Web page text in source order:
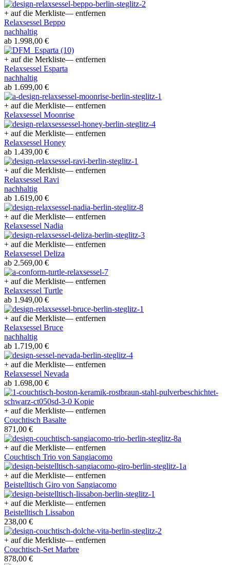
+ auf die Merkliste— entfernen
Relaxsessel Beppo
nachhaltig
ab 1.998,00 €
+ auf die Merkliste— entfernen
Relaxsessel Esparta
nachhaltig
ab 1.699,00 €
+ auf die Merkliste— entfernen
Relaxsessel Moonrise
+ auf die Merkliste— entfernen
Relaxsessel Honey
ab 1.439,00 €
+ auf die Merkliste— entfernen
Relaxsessel Ravi
nachhaltig
ab 1.619,00 €
+ auf die Merkliste— entfernen
Relaxsessel Nadia
+ auf die Merkliste— entfernen
Relaxsessel Deliza
ab 2.569,00 €
+ auf die Merkliste— entfernen
Relaxsessel Turtle
ab 1.949,00 €
+ auf die Merkliste— entfernen
Relaxsessel Bruce
nachhaltig
ab 1.719,00 €
+ auf die Merkliste— entfernen
Relaxsessel Nevada
ab 1.698,00 €
+ auf die Merkliste— entfernen
Couchtisch Basalte
871,00 €
+ auf die Merkliste— entfernen
Couchtisch Trio von Sangiacomo
+ auf die Merkliste— entfernen
Beistelltisch Giro von Sangiacomo
+ auf die Merkliste— entfernen
Beistelltisch Lissabon
238,00 €
+ auf die Merkliste— entfernen
Couchtisch-Set Marbre
878,00 €